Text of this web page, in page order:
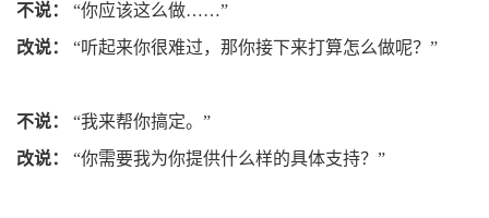
不说：
“你应该这么做……”
改说：
“听起来你很难过，那你接下来打算怎么做呢？”
不说：
“我来帮你搞定。”
改说：
“你需要我为你提供什么样的具体支持？”